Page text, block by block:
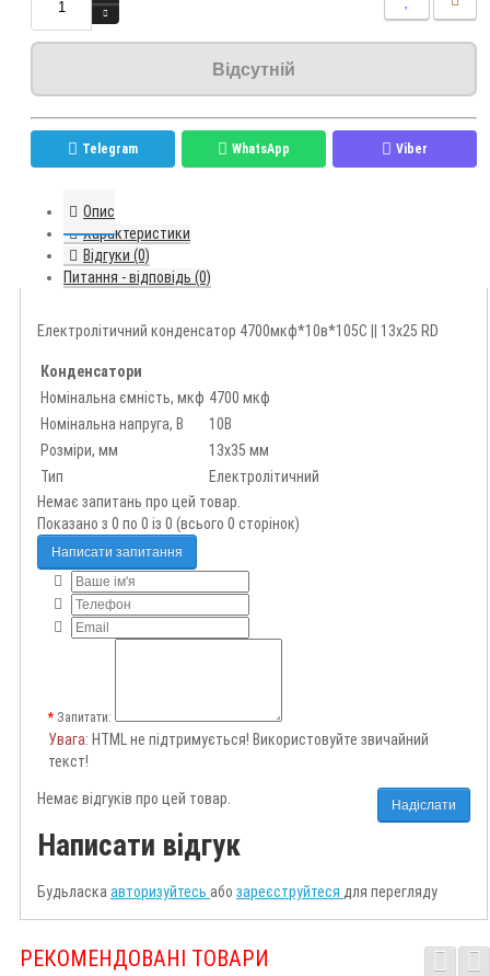
Відсутній
Telegram WhatsApp Viber
Опис
Характеристики
Відгуки (0)
Питання - відповідь (0)
Електролітичний конденсатор 4700мкф*10в*105С || 13x25 RD
Конденсатори
Номінальна ємність, мкф 4700 мкф
Номінальна напруга, В
10В
Розміри, мм
13х35 мм
Тип
Електролітичний
Немає запитань про цей товар.
Показано з 0 по 0 із 0 (всього 0 сторінок)
Написати запитання
Запитати:
Увага: HTML не підтримується! Використовуйте звичайний
текст!
Надіслати
Немає відгуків про цей товар.
Написати відгук
Будьласка авторизуйтесь або зареєструйтеся для перегляду
РЕКОМЕНДОВАНІ ТОВАРИ